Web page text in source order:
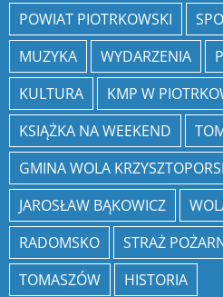
POWIAT PIOTRKOWSKI
MUZYKA
WYDARZENIA
KULTURA
KMP W
KSIĄŻKA NA WEEKEND
GMINA WOLA
JAROSŁAW BĄKOWICZ
RADOMSKO
STRAŻ
TOMASZÓW
HISTORIA